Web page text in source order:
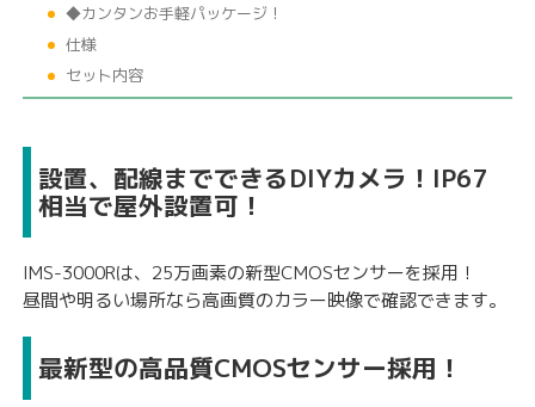
◆カンタンお手軽パッケージ！
仕様
セット内容
設置、配線までできるDIYカメラ！IP67
相当で屋外設置可！
IMS-3000Rは、25万画素の新型CMOSセンサーを採用！
昼間や明るい場所なら高画質のカラー映像で確認できます。
最新型の高品質CMOSセンサー採用！